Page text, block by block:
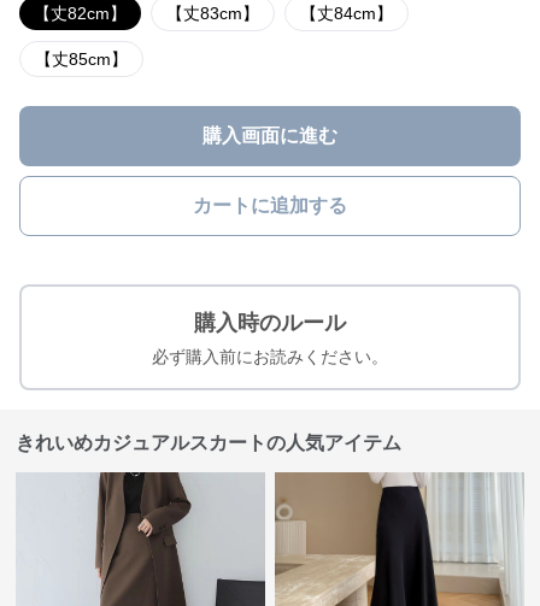
【丈82cm】 【丈83cm】 【丈84cm】
【丈85cm】
購入画面に進む
カートに追加する
購入時のルール
必ず購入前にお読みください。
きれいめカジュアルスカートの人気アイテム